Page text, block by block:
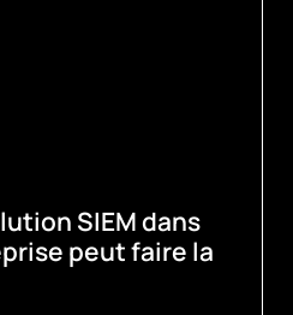
SIEM dans
peut faire la